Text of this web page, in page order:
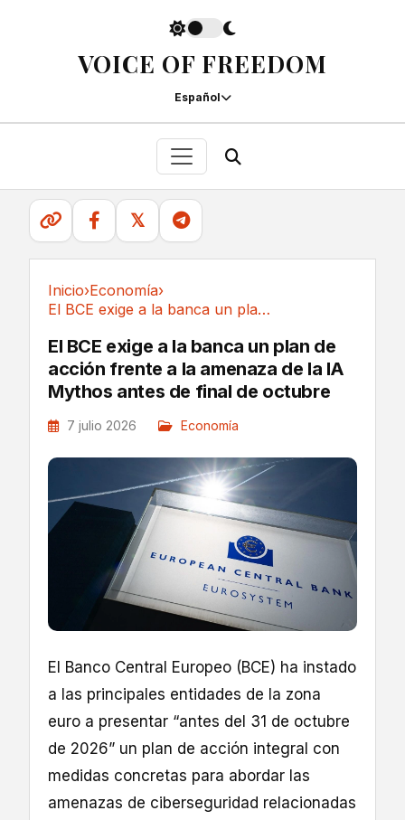
VOICE OF FREEDOM
Español
𝕏
Inicio›Economía›
El BCE exige a la banca un plan de acción...
El BCE exige a la banca un plan de
acción frente a la amenaza de la IA
Mythos antes de final de octubre
7 julio 2026 Economía
El Banco Central Europeo (BCE) ha instado
a las principales entidades de la zona
euro a presentar “antes del 31 de octubre
de 2026” un plan de acción integral con
medidas concretas para abordar las
amenazas de ciberseguridad relacionadas